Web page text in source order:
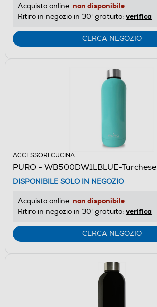
Acquisto online: non disponibile
Ritiro in negozio in 30' gratuito: verifica
CERCA NEGOZIO
ACCESSORI CUCINA
PURO - WB500DW1LBLUE-Turchese
DISPONIBILE SOLO IN NEGOZIO
Acquisto online: non disponibile
Ritiro in negozio in 30' gratuito: verifica
CERCA NEGOZIO